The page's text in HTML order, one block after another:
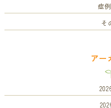
症
そ
アー